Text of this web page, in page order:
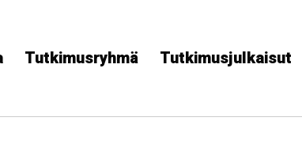
Tutkimusryhmä Tutkimusjulkaisut